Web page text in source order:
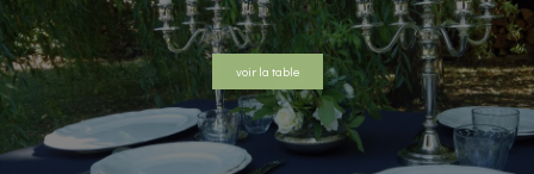
voir la table